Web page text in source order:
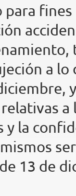
para
a
y la
13 de